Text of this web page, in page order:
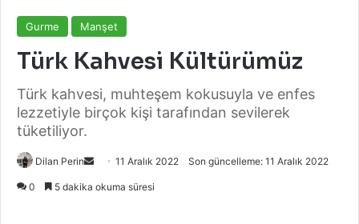
Gurme Manşet
Türk Kahvesi Kültürümüz
Türk kahvesi, muhteşem kokusuyla ve enfes
lezzetiyle birçok kişi tarafından sevilerek
tüketiliyor.
Dilan Perin
Bir
11 Aralık 2022 Son güncelleme: 11 Aralık 2022
0 5 dakika okuma süresi